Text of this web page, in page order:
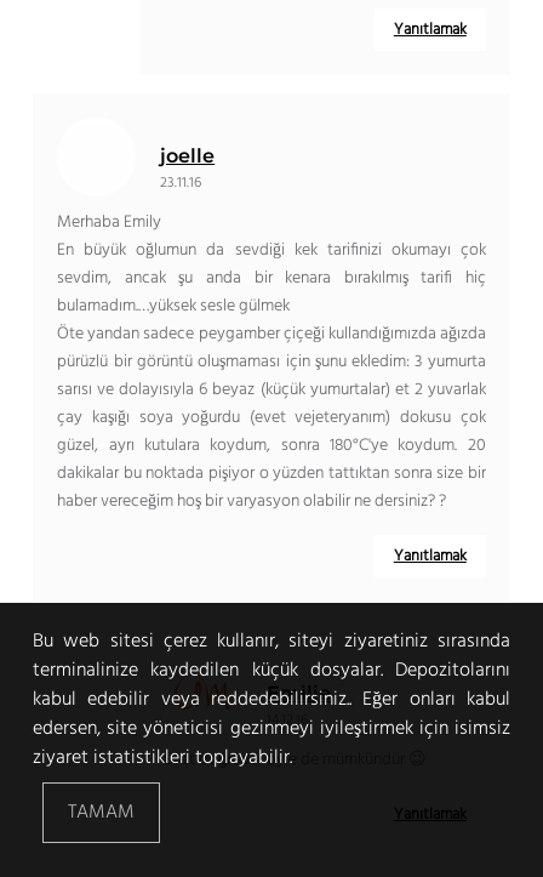
Yanıtlamak
joelle
23.11.16
Merhaba Emily
En büyük oğlumun da sevdiği kek tarifinizi okumayı çok
sevdim, ancak şu anda bir kenara bırakılmış tarifi hiç
bulamadım.…yüksek sesle gülmek
Öte yandan sadece peygamber çiçeği kullandığımızda ağızda
pürüzlü bir görüntü oluşmaması için şunu ekledim: 3 yumurta
sarısı ve dolayısıyla 6 beyaz (küçük yumurtalar) et 2 yuvarlak
çay kaşığı soya yoğurdu (evet vejeteryanım) dokusu çok
güzel, ayrı kutulara koydum, sonra 180°C'ye koydum. 20
dakikalar bu noktada pişiyor o yüzden tattıktan sonra size bir
haber vereceğim hoş bir varyasyon olabilir ne dersiniz? ?
Yanıtlamak
Emilie
14.12.16
Evet doğrudur öyle de mümkündür 😉
Yanıtlamak
Bu web sitesi çerez kullanır, siteyi ziyaretiniz sırasında
terminalinize kaydedilen küçük dosyalar. Depozitolarını
kabul edebilir veya reddedebilirsiniz.. Eğer onları kabul
edersen, site yöneticisi gezinmeyi iyileştirmek için isimsiz
ziyaret istatistikleri toplayabilir.
TAMAM